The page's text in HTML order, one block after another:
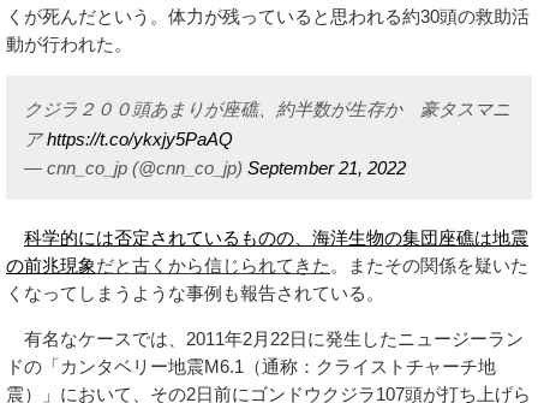
くが死んだという。体力が残っていると思われる約30頭の救助活
動が行われた。
クジラ２００頭あまりが座礁、約半数が生存か 豪タスマニ
アhttps://t.co/ykxjy5PaAQ
— cnn_co_jp (@cnn_co_jp) September 21, 2022
科学的には否定されているものの、海洋生物の集団座礁は地震
の前兆現象だと古くから信じられてきた 。またその関係を疑いた
くなってしまうような事例も報告されている。
有名なケースでは、2011年2月22日に発生したニュージーラン
ドの「カンタベリー地震M6.1（通称：クライストチャーチ地
震）」において、その2日前にゴンドウクジラ107頭が打ち上げら